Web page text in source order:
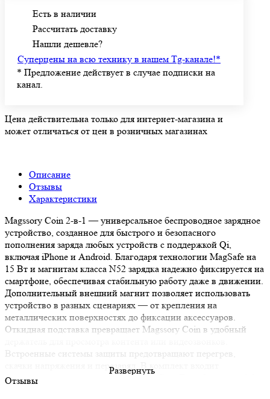
Есть в наличии
Рассчитать доставку
Нашли дешевле?
Суперцены на всю технику в нашем Tg-канале!*
* Предложение действует в случае подписки на
канал.
Цена действительна только для интернет-магазина и
может отличаться от цен в розничных магазинах
Описание
Отзывы
Характеристики
Magssory Coin 2-в-1 — универсальное беспроводное зарядное
устройство, созданное для быстрого и безопасного
пополнения заряда любых устройств с поддержкой Qi,
включая iPhone и Android. Благодаря технологии MagSafe на
15 Вт и магнитам класса N52 зарядка надежно фиксируется на
смартфоне, обеспечивая стабильную работу даже в движении.
Дополнительный внешний магнит позволяет использовать
устройство в разных сценариях — от крепления на
металлических поверхностях до фиксации аксессуаров.
Откидная подставка превращает Magssory Coin в удобный
Встроенные системы защиты предотвращают перегрев,
скачки напряжения и перезаряд. В комплект входит
фирменный магнитный кабель Type-C — Type-C длиной 1,2
Развернуть
Отзывы